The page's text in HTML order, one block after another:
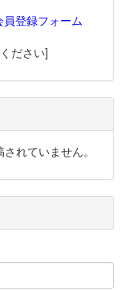
登録フォーム
ださい]
れていません。